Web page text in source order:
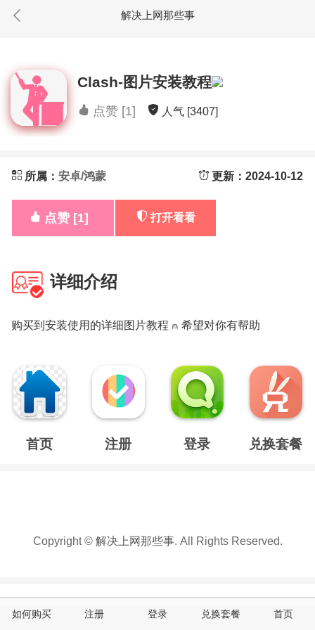
解决上网那些事
Clash-图片安装教程
点赞 [1] 人气 [3407]
所属： 安卓/鸿蒙 更新：2024-10-12
点赞 [1] 打开看看
详细介绍
购买到安装使用的详细图片教程 ⍝ 希望对你有帮助
首页 注册 登录 兑换套餐
Copyright © 解决上网那些事. All Rights Reserved.
如何购买 注册 登录 兑换套餐 首页